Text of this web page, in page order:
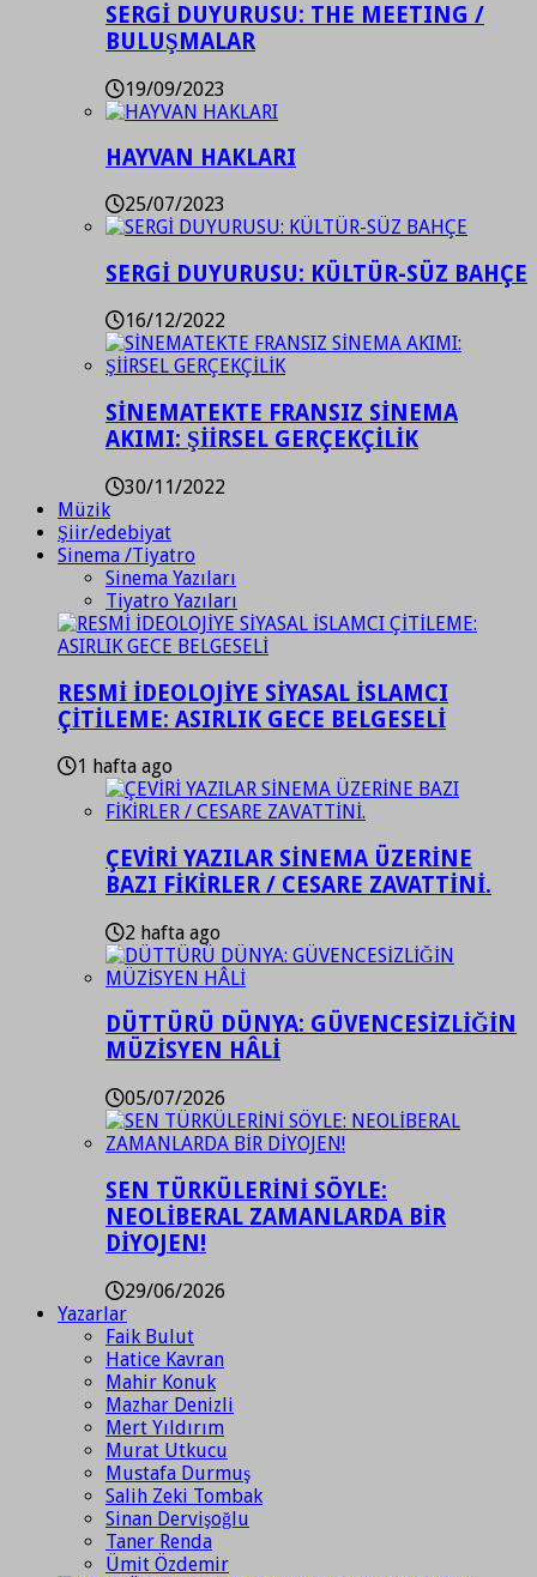
SERGİ DUYURUSU: THE MEETING /
BULUŞMALAR
19/09/2023
HAYVAN HAKLARI
25/07/2023
SERGİ DUYURUSU: KÜLTÜR-SÜZ BAHÇE
16/12/2022
SİNEMATEKTE FRANSIZ SİNEMA
AKIMI: ŞİİRSEL GERÇEKÇİLİK
30/11/2022
Müzik
Şiir/edebiyat
Sinema /Tiyatro
Sinema Yazıları
Tiyatro Yazıları
RESMİ İDEOLOJİYE SİYASAL İSLAMCI
ÇİTİLEME: ASIRLIK GECE BELGESELİ
1 hafta ago
ÇEVİRİ YAZILAR SİNEMA ÜZERİNE
BAZI FİKİRLER / CESARE ZAVATTİNİ.
2 hafta ago
DÜTTÜRÜ DÜNYA: GÜVENCESİZLİĞİN
MÜZİSYEN HÂLİ
05/07/2026
SEN TÜRKÜLERİNİ SÖYLE:
NEOLİBERAL ZAMANLARDA BİR
DİYOJEN!
29/06/2026
Yazarlar
Faik Bulut
Hatice Kavran
Mahir Konuk
Mazhar Denizli
Mert Yıldırım
Murat Utkucu
Mustafa Durmuş
Salih Zeki Tombak
Sinan Dervişoğlu
Taner Renda
Ümit Özdemir